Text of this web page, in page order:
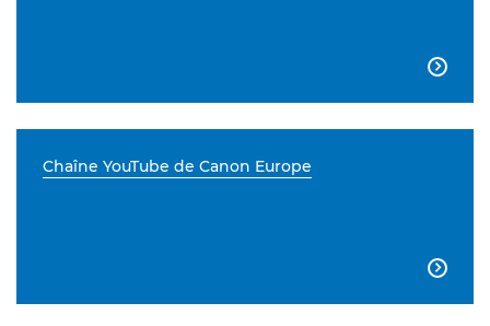

Chaîne YouTube de Canon Europe
